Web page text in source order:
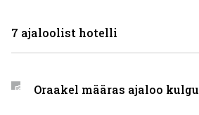
7 ajaloolist hotelli
Oraakel määras ajaloo kulgu